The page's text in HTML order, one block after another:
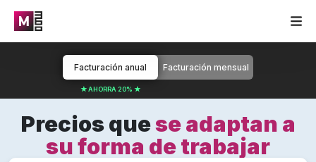
Precios quese adaptan a
su forma de trabajar
Facturación anual Facturación mensual
★ AHORRA 20% ★